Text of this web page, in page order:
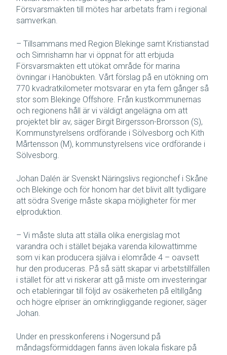
Försvarsmakten till mötes har arbetats fram i regional
samverkan.
– Tillsammans med Region Blekinge samt Kristianstad
och Simrishamn har vi öppnat för att erbjuda
Försvarsmakten ett utökat område för marina
övningar i Hanöbukten. Vårt förslag på en utökning om
770 kvadratkilometer motsvarar en yta fem gånger så
stor som Blekinge Offshore. Från kustkommunernas
och regionens håll är vi väldigt angelägna om att
projektet blir av, säger Birgit Birgersson-Brorsson (S),
Kommunstyrelsens ordförande i Sölvesborg och Kith
Mårtensson (M), kommunstyrelsens vice ordförande i
Sölvesborg.
Johan Dalén är Svenskt Näringslivs regionchef i Skåne
och Blekinge och för honom har det blivit allt tydligare
att södra Sverige måste skapa möjligheter för mer
elproduktion.
– Vi måste sluta att ställa olika energislag mot
varandra och i stället bejaka varenda kilowattimme
som vi kan producera själva i elområde 4 – oavsett
hur den produceras. På så sätt skapar vi arbetstillfällen
i stället för att vi riskerar att gå miste om investeringar
och etableringar till följd av osäkerheten på eltillgång
och högre elpriser än omkringliggande regioner, säger
Johan.
Under en presskonferens i Nogersund på
måndagsförmiddagen fanns även lokala fiskare på